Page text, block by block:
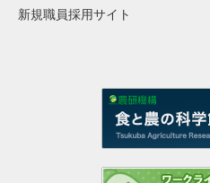
新規職員採用サイト